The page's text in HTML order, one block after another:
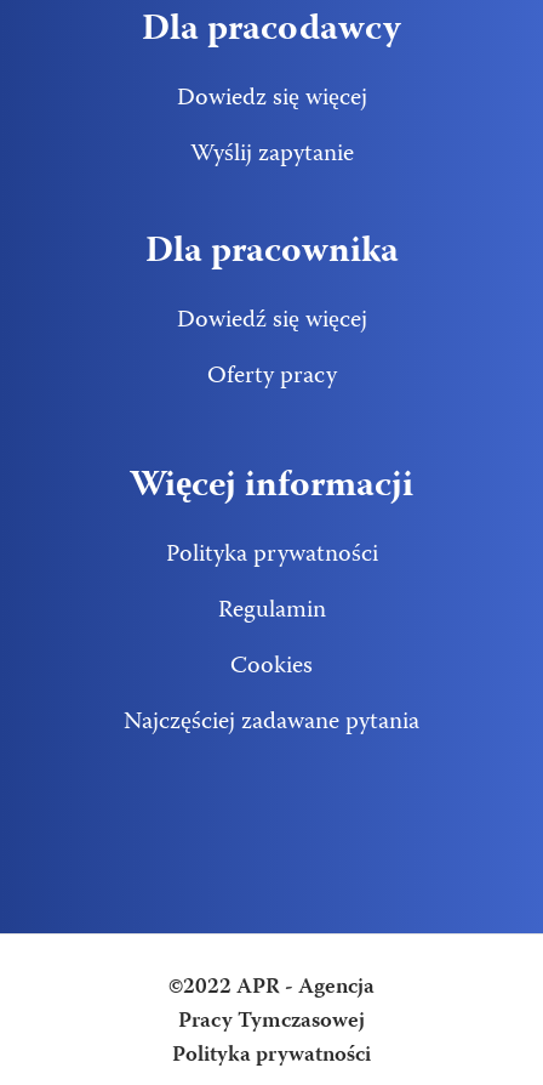
Dla pracodawcy
Dowiedz się więcej
Wyślij zapytanie
Dla pracownika
Dowiedź się więcej
Oferty pracy
Więcej informacji
Polityka prywatności
Regulamin
Cookies
Najczęściej zadawane pytania
©2022 APR - Agencja
Pracy Tymczasowej
Polityka prywatności